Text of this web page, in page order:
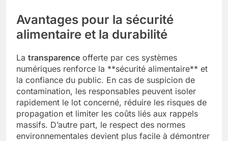
Avantages pour la sécurité
alimentaire et la durabilité
La transparence offerte par ces systèmes
numériques renforce la **sécurité alimentaire** et
la confiance du public. En cas de suspicion de
contamination, les responsables peuvent isoler
rapidement le lot concerné, réduire les risques de
propagation et limiter les coûts liés aux rappels
massifs. D’autre part, le respect des normes
environnementales devient plus facile à démontrer